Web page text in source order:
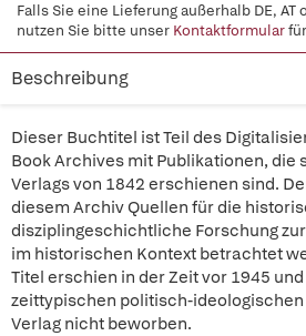
Falls Sie eine Lieferung außerhalb DE, AT
nutzen Sie bitte unser Kontaktformular
Beschreibung
Dieser Buchtitel ist Teil des
Book Archives mit Publikationen, die
Verlags von 1842 erschienen sind.
diesem Archiv Quellen für die
disziplingeschichtliche Forschung
im historischen Kontext betrachtet
Titel erschien in der Zeit vor 1945
zeittypischen politisch-
Verlag nicht beworben.